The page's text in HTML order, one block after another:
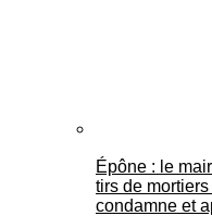
Épône : le
tirs de
condamne et